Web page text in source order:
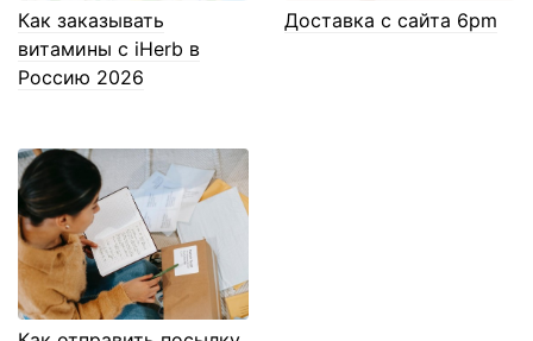
Как заказывать
витамины с iHerb в
Россию 2026
Доставка с сайта 6pm